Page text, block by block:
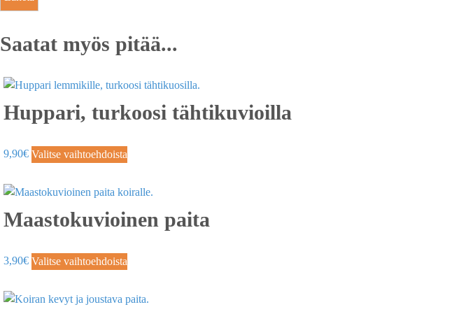
Saatat myös pitää...
Huppari, turkoosi tähtikuvioilla
9,90€ Valitse vaihtoehdoista
Maastokuvioinen paita
3,90€ Valitse vaihtoehdoista